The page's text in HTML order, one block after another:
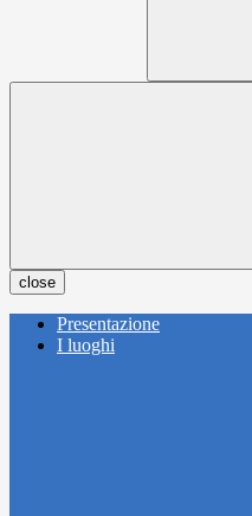
close
Presentazione
I luoghi